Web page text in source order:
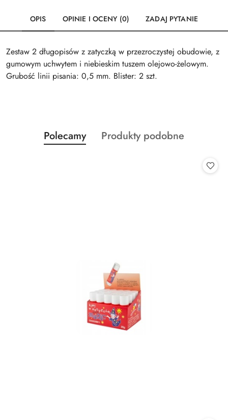
OPIS OPINIE I OCENY (0) ZADAJ PYTANIE
Zestaw 2 długopisów z zatyczką w przezroczystej obudowie, z
gumowym uchwytem i niebieskim tuszem olejowo-żelowym.
Grubość linii pisania: 0,5 mm. Blister: 2 szt.
Pomiń karuzelę produktów
Produkty
o
Polecamy
Produkty
Produkty podobne